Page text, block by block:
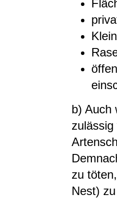
b) Auch
zu
Nest)